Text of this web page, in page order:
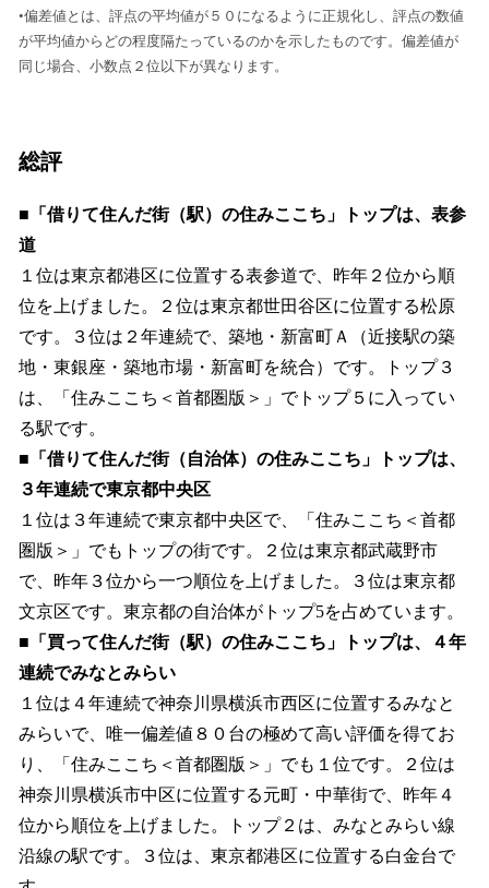
•偏差値とは、評点の平均値が５０になるように正規化し、評点の数値
が平均値からどの程度隔たっているのかを示したものです。偏差値が
同じ場合、小数点２位以下が異なります。
総評
■「借りて住んだ街（駅）の住みここち」トップは、表参
道
１位は東京都港区に位置する表参道で、昨年２位から順
位を上げました。２位は東京都世田谷区に位置する松原
です。３位は２年連続で、築地・新富町Ａ（近接駅の築
地・東銀座・築地市場・新富町を統合）です。トップ３
は、「住みここち＜首都圏版＞」でトップ５に入ってい
る駅です。
■「借りて住んだ街（自治体）の住みここち」トップは、
３年連続で東京都中央区
１位は３年連続で東京都中央区で、「住みここち＜首都
圏版＞」でもトップの街です。２位は東京都武蔵野市
で、昨年３位から一つ順位を上げました。３位は東京都
文京区です。東京都の自治体がトップ5を占めています。
■「買って住んだ街（駅）の住みここち」トップは、４年
連続でみなとみらい
１位は４年連続で神奈川県横浜市西区に位置するみなと
みらいで、唯一偏差値８０台の極めて高い評価を得てお
り、「住みここち＜首都圏版＞」でも１位です。２位は
神奈川県横浜市中区に位置する元町・中華街で、昨年４
位から順位を上げました。トップ２は、みなとみらい線
沿線の駅です。３位は、東京都港区に位置する白金台で